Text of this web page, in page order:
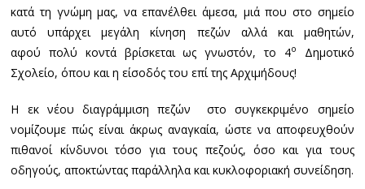
κατά τη γνώμη μας, να επανέλθει άμεσα, μιά που στο σημείο
αυτό υπάρχει μεγάλη κίνηση πεζών αλλά και μαθητών,
αφού πολύ κοντά βρίσκεται ως γνωστόν, το 4ο
Δημοτικό
Σχολείο, όπου και η είσοδός του επί της Αρχιμήδους!
Η εκ νέου διαγράμμιση πεζών στο συγκεκριμένο σημείο
νομίζουμε πώς είναι άκρως αναγκαία, ώστε να αποφευχθούν
πιθανοί κίνδυνοι τόσο για τους πεζούς, όσο και για τους
οδηγούς, αποκτώντας παράλληλα και κυκλοφοριακή συνείδηση.